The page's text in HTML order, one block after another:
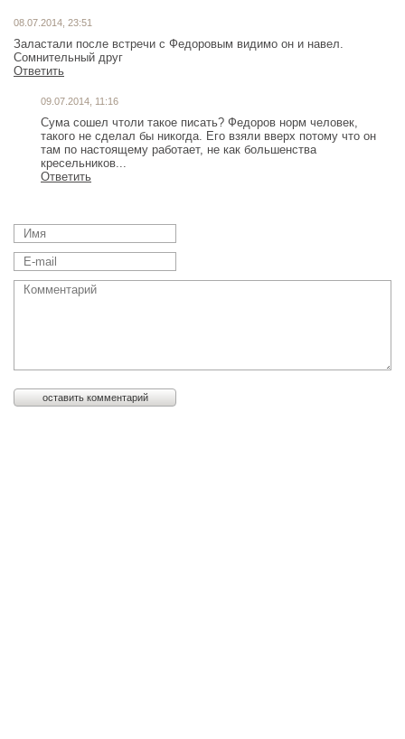
08.07.2014, 23:51
Заластали после встречи с Федоровым видимо он и навел.
Сомнительный друг
Ответить
09.07.2014, 11:16
Сума сошел чтоли такое писать? Федоров норм человек,
такого не сделал бы никогда. Его взяли вверх потому что он
там по настоящему работает, не как большенства
кресельников...
Ответить